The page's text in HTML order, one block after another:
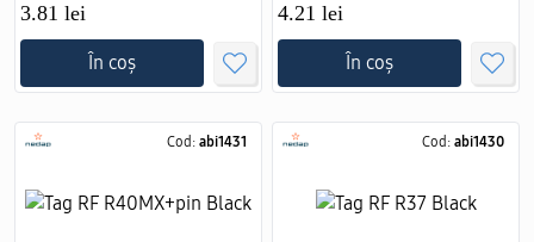
3.81 lei
În coș
4.21 lei
În coș
Cod: abi1431 Cod: abi1430